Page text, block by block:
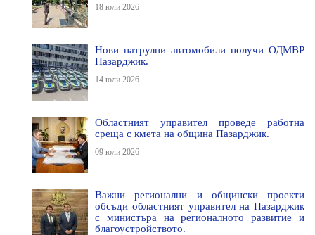
18 юли 2026
Нови патрулни автомобили получи ОДМВР
Пазарджик.
14 юли 2026
Областният управител проведе работна
среща с кмета на община Пазарджик.
09 юли 2026
Важни регионални и общински проекти
обсъди областният управител на Пазарджик
с министъра на регионалното развитие и
благоустройството.